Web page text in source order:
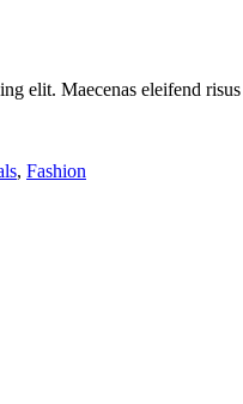
elit. Maecenas eleifend
, Fashion